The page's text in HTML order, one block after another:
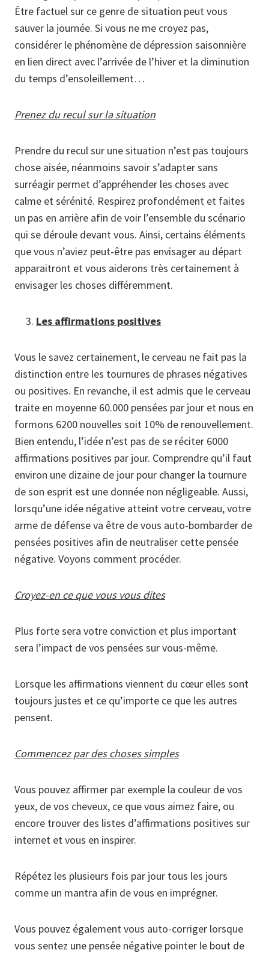
Être factuel sur ce genre de situation peut vous
sauver la journée. Si vous ne me croyez pas,
considérer le phénomène de dépression saisonnière
en lien direct avec l’arrivée de l’hiver et la diminution
du temps d’ensoleillement…
Prenez du recul sur la situation
Prendre du recul sur une situation n’est pas toujours
chose aisée, néanmoins savoir s’adapter sans
surréagir permet d’appréhender les choses avec
calme et sérénité. Respirez profondément et faites
un pas en arrière afin de voir l’ensemble du scénario
qui se déroule devant vous. Ainsi, certains éléments
que vous n’aviez peut-être pas envisager au départ
apparaitront et vous aiderons très certainement à
envisager les choses différemment.
Les affirmations positives
Vous le savez certainement, le cerveau ne fait pas la
distinction entre les tournures de phrases négatives
ou positives. En revanche, il est admis que le cerveau
traite en moyenne 60.000 pensées par jour et nous en
formons 6200 nouvelles soit 10% de renouvellement.
Bien entendu, l’idée n’est pas de se réciter 6000
affirmations positives par jour. Comprendre qu’il faut
environ une dizaine de jour pour changer la tournure
de son esprit est une donnée non négligeable. Aussi,
lorsqu’une idée négative atteint votre cerveau, votre
arme de défense va être de vous auto-bombarder de
pensées positives afin de neutraliser cette pensée
négative. Voyons comment procéder.
Croyez-en ce que vous vous dites
Plus forte sera votre conviction et plus important
sera l’impact de vos pensées sur vous-même.
Lorsque les affirmations viennent du cœur elles sont
toujours justes et ce qu’importe ce que les autres
pensent.
Commencez par des choses simples
Vous pouvez affirmer par exemple la couleur de vos
yeux, de vos cheveux, ce que vous aimez faire, ou
encore trouver des listes d’affirmations positives sur
internet et vous en inspirer.
Répétez les plusieurs fois par jour tous les jours
comme un mantra afin de vous en imprégner.
Vous pouvez également vous auto-corriger lorsque
vous sentez une pensée négative pointer le bout de